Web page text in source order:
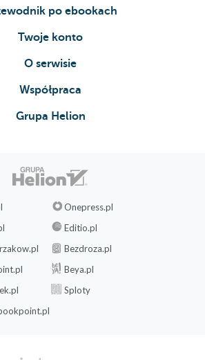
po ebookach
Twoje konto
O serwisie
Współpraca
Grupa Helion
Onepress.pl
Editio.pl
Bezdroza.pl
Beya.pl
Sploty